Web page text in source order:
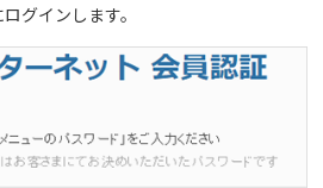
ログインします。